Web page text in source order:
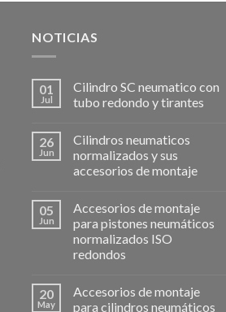
NOTICIAS
01
Jul
Cilindro SC neumatico con
tubo redondo y tirantes
26
Jun
Cilindros neumaticos
normalizados y sus
accesorios de montaje
05
Jun
Accesorios de montaje
para pistones neumáticos
normalizados ISO
redondos
20
May
Accesorios de montaje
para cilindros neumáticos